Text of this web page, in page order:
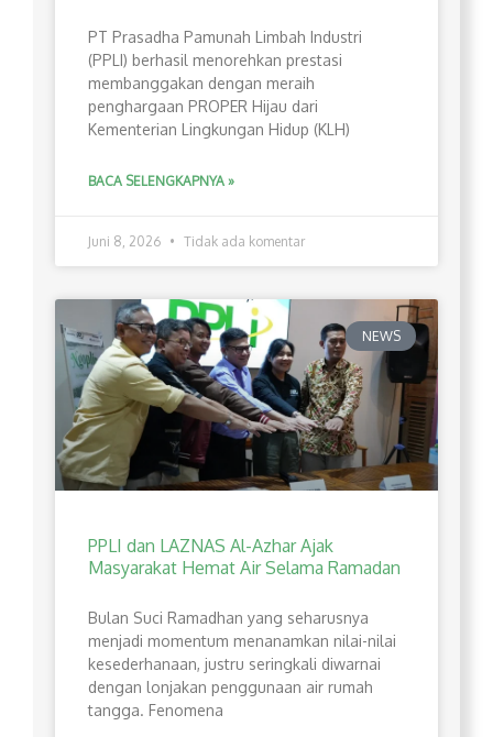
PT Prasadha Pamunah Limbah Industri
(PPLI) berhasil menorehkan prestasi
membanggakan dengan meraih
penghargaan PROPER Hijau dari
Kementerian Lingkungan Hidup (KLH)
BACA SELENGKAPNYA »
Juni 8, 2026 Tidak ada komentar
NEWS
PPLI dan LAZNAS Al-Azhar Ajak
Masyarakat Hemat Air Selama Ramadan
Bulan Suci Ramadhan yang seharusnya
menjadi momentum menanamkan nilai-nilai
kesederhanaan, justru seringkali diwarnai
dengan lonjakan penggunaan air rumah
tangga. Fenomena